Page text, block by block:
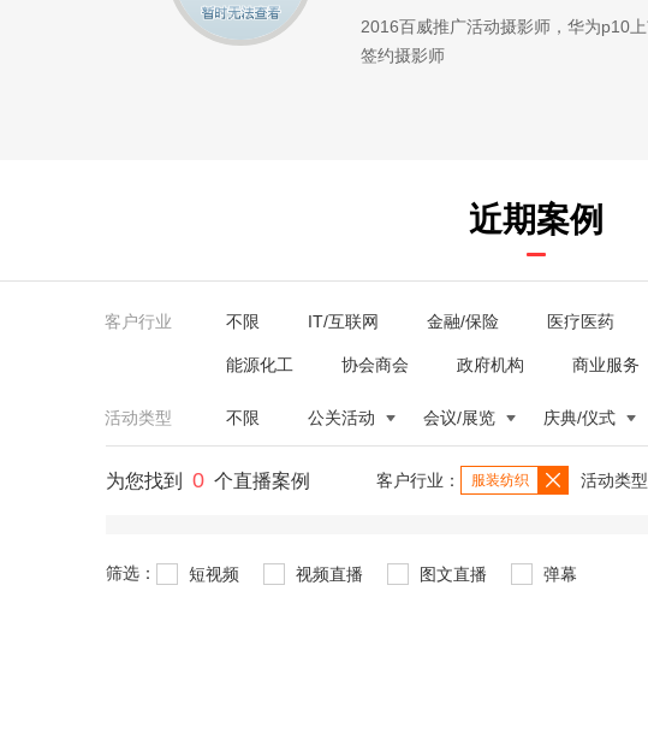
2016百威推广活动摄影师，华为p10
签约摄影师
近期案例
客户行业 不限 IT/互联网 金融/保险 医疗医药
能源化工 协会商会 政府机构 商业服务
活动类型 不限 公关活动 会议/展览 庆典/仪式
为您找到 0 个直播案例 客户行业： 服装纺织 活动类型
筛选： 短视频 视频直播 图文直播 弹幕